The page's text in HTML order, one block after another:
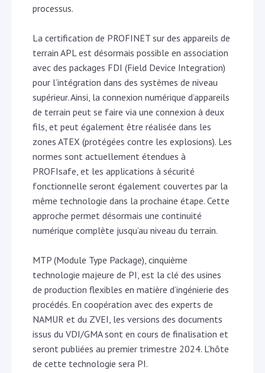
processus.
La certification de PROFINET sur des appareils de
terrain APL est désormais possible en association
avec des packages FDI (Field Device Integration)
pour l’intégration dans des systèmes de niveau
supérieur. Ainsi, la connexion numérique d’appareils
de terrain peut se faire via une connexion à deux
fils, et peut également être réalisée dans les
zones ATEX (protégées contre les explosions). Les
normes sont actuellement étendues à
PROFIsafe, et les applications à sécurité
fonctionnelle seront également couvertes par la
même technologie dans la prochaine étape. Cette
approche permet désormais une continuité
numérique complète jusqu’au niveau du terrain.
MTP (Module Type Package), cinquième
technologie majeure de PI, est la clé des usines
de production flexibles en matière d’ingénierie des
procédés. En coopération avec des experts de
NAMUR et du ZVEI, les versions des documents
issus du VDI/GMA sont en cours de finalisation et
seront publiées au premier trimestre 2024. L’hôte
de cette technologie sera PI.